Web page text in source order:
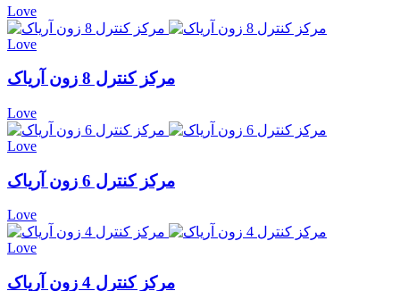
Love
Love
مرکز کنترل 8 زون آریاک
Love
Love
مرکز کنترل 6 زون آریاک
Love
Love
مرکز کنترل 4 زون آریاک